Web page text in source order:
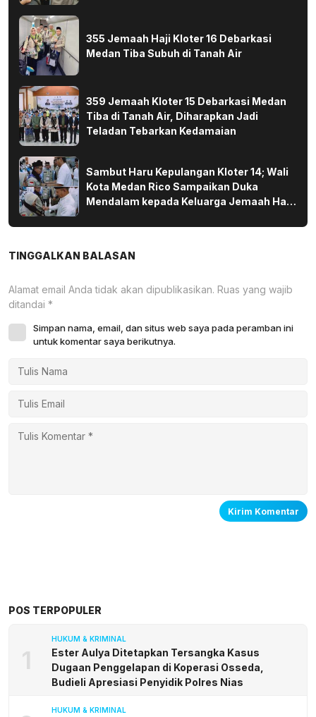
355 Jemaah Haji Kloter 16 Debarkasi
Medan Tiba Subuh di Tanah Air
359 Jemaah Kloter 15 Debarkasi Medan
Tiba di Tanah Air, Diharapkan Jadi
Teladan Tebarkan Kedamaian
Sambut Haru Kepulangan Kloter 14; Wali
Kota Medan Rico Sampaikan Duka
Mendalam kepada Keluarga Jemaah Haji
TINGGALKAN BALASAN
Alamat email Anda tidak akan dipublikasikan. Ruas yang wajib
ditandai *
Simpan nama, email, dan situs web saya pada peramban ini
untuk komentar saya berikutnya.
POS TERPOPULER
1
HUKUM & KRIMINAL
Ester Aulya Ditetapkan Tersangka Kasus
Dugaan Penggelapan di Koperasi Osseda,
Budieli Apresiasi Penyidik Polres Nias
HUKUM & KRIMINAL